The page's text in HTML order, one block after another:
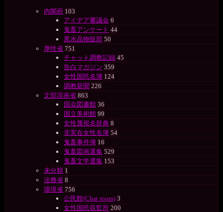
内閣府 103
アイデア審議会 6
鬼畜アンケート 44
黒水晶物販部 50
厚性省 751
チャット調教記録 45
告白マガジン 359
女性国民名簿 124
調教新聞 226
文部淫画省 863
国会図書館 36
国立美術館 99
女性蔑視名辞典 8
非実在女性名簿 54
鬼畜事件簿 16
鬼畜図画選集 529
鬼畜文学選集 153
未分類 1
法務省 8
環境省 756
公民館(Chat room) 3
女性国民収監所 200